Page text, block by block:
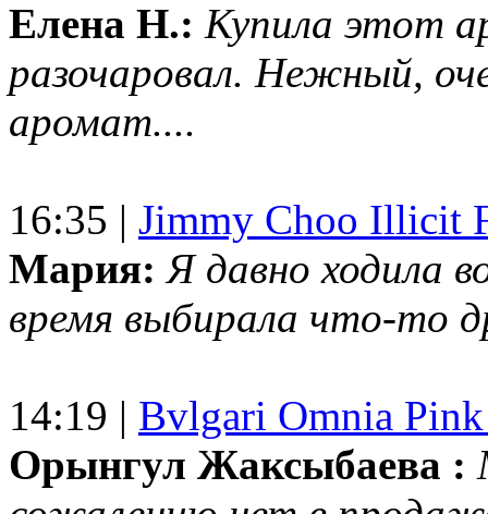
Елена Н.: Купила этот
разочаровал. Нежный,
аромат....
16:35 | Jimmy Choo Illicit
Мария: Я давно ходила
время выбирала что-то
14:19 | Bvlgari Omnia
Орынгул Жаксыбаева :